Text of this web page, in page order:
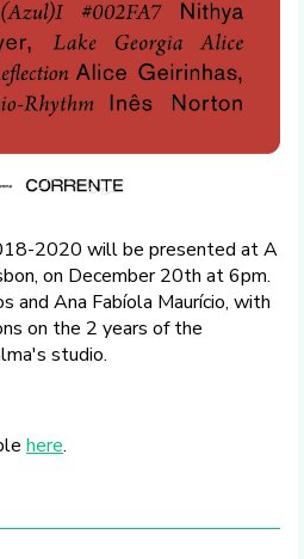
2020 will be presented at A
on December 20th at 6pm.
and Ana Fabíola Maurício, with
on the 2 years of the
studio.
here.